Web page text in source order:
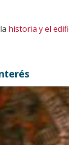
historia y el